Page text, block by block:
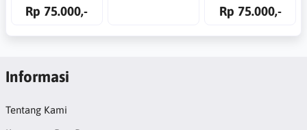
Rp 75.000,- Rp 75.000,-
Informasi
Tentang Kami